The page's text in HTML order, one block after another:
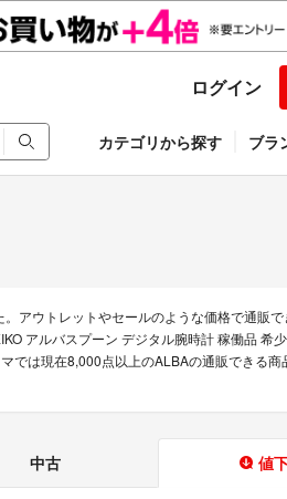
ログイン
カテゴリから探す ブラ
アウトレットやセールのような価格で通販で
アルバスプーン デジタル腕時計 稼働品 希
では現在8,000点以上のALBAの通販できる商
中古 値